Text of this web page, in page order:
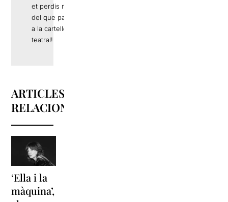
et perdis res
del que passa
a la cartellera
teatral!
ARTICLES
RELACIONATS
‘Ella i la
màquina’,